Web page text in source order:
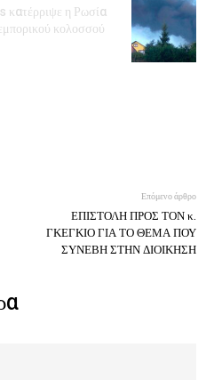
κατέρριψε η Ρωσία
κολοσσού
Επόμενο άρθρο
ΕΠΙΣΤΟΛΗ ΠΡΟΣ ΤΟΝ κ.
ΓΚΕΓΚΙΟ ΓΙΑ ΤΟ ΘΕΜΑ ΠΟΥ
ΣΥΝΕΒΗ ΣΤΗΝ ΔΙΟΙΚΗΣΗ